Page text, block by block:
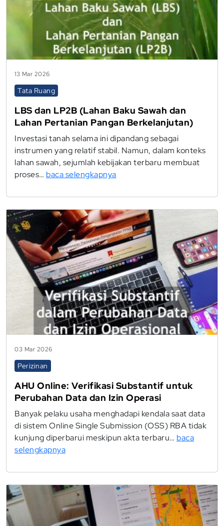
13 Mar 2026
Tata Ruang
LBS dan LP2B (Lahan Baku Sawah dan
Lahan Pertanian Pangan Berkelanjutan)
Investasi tanah selama ini dipandang sebagai
instrumen yang relatif stabil. Namun, dalam konteks
lahan sawah, sejumlah kebijakan terbaru membuat
proses… baca selengkapnya
03 Mar 2026
Perizinan
AHU Online: Verifikasi Substantif untuk
Perubahan Data dan Izin Operasi
Banyak pelaku usaha menghadapi kendala saat data
di sistem Online Single Submission (OSS) RBA tidak
kunjung diperbarui meskipun akta terbaru… baca
selengkapnya